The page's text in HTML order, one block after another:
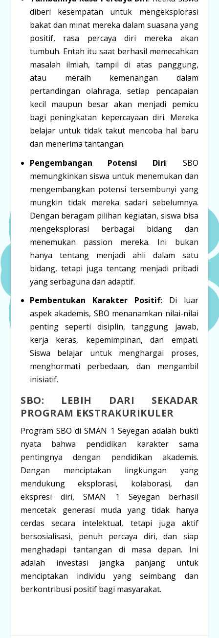
diberi kesempatan untuk mengeksplorasi
bakat dan minat mereka dalam suasana yang
positif, rasa percaya diri mereka akan
tumbuh. Entah itu saat berhasil memecahkan
masalah ilmiah, tampil di atas panggung,
atau meraih kemenangan dalam
pertandingan olahraga, setiap pencapaian
kecil maupun besar akan menjadi pemicu
bagi peningkatan kepercayaan diri. Mereka
belajar untuk tidak takut mencoba hal baru
dan menerima tantangan.
Pengembangan Potensi Diri: SBO
memungkinkan siswa untuk menemukan dan
mengembangkan potensi tersembunyi yang
mungkin tidak mereka sadari sebelumnya.
Dengan beragam pilihan kegiatan, siswa bisa
mengeksplorasi berbagai bidang dan
menemukan passion mereka. Ini bukan
hanya tentang menjadi ahli dalam satu
bidang, tetapi juga tentang menjadi pribadi
yang serbaguna dan adaptif.
Pembentukan Karakter Positif: Di luar
aspek akademis, SBO menanamkan nilai-nilai
penting seperti disiplin, tanggung jawab,
kerja keras, kepemimpinan, dan empati.
Siswa belajar untuk menghargai proses,
menghormati perbedaan, dan mengambil
inisiatif.
SBO: LEBIH DARI SEKADAR
PROGRAM EKSTRAKURIKULER
Program SBO di SMAN 1 Seyegan adalah bukti
nyata bahwa pendidikan karakter sama
pentingnya dengan pendidikan akademis.
Dengan menciptakan lingkungan yang
mendukung eksplorasi, kolaborasi, dan
ekspresi diri, SMAN 1 Seyegan berhasil
mencetak generasi muda yang tidak hanya
cerdas secara intelektual, tetapi juga aktif
bersosialisasi, penuh percaya diri, dan siap
menghadapi tantangan di masa depan. Ini
adalah investasi jangka panjang untuk
menciptakan individu yang seimbang dan
berkontribusi positif bagi masyarakat.